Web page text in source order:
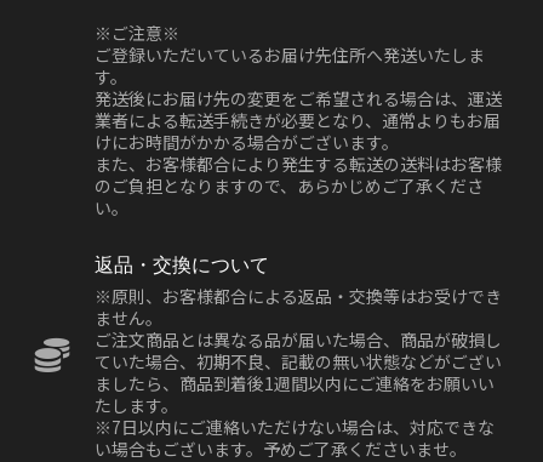
※ご注意※
ご登録いただいているお届け先住所へ発送いたしま
す。
発送後にお届け先の変更をご希望される場合は、運送
業者による転送手続きが必要となり、通常よりもお届
けにお時間がかかる場合がございます。
また、お客様都合により発生する転送の送料はお客様
のご負担となりますので、あらかじめご了承くださ
い。
返品・交換について
※原則、お客様都合による返品・交換等はお受けでき
ません。
ご注文商品とは異なる品が届いた場合、商品が破損し
ていた場合、初期不良、記載の無い状態などがござい
ましたら、商品到着後1週間以内にご連絡をお願いい
たします。
※7日以内にご連絡いただけない場合は、対応できな
い場合もございます。予めご了承くださいませ。